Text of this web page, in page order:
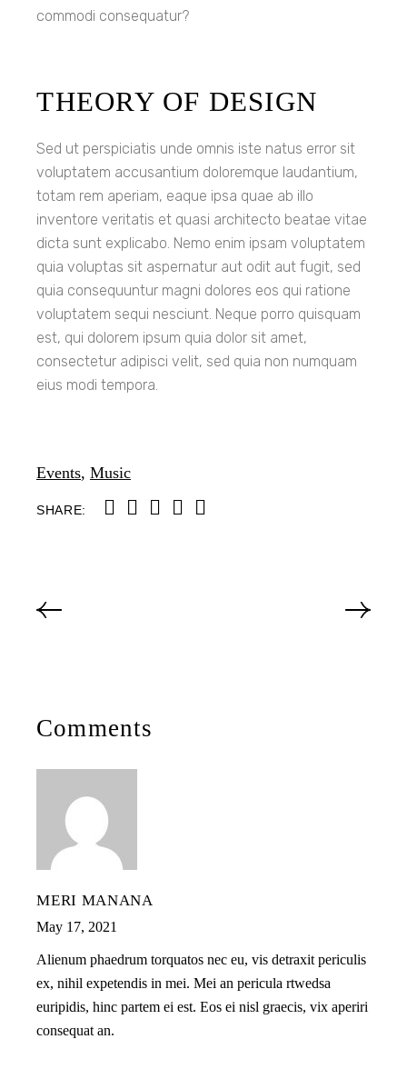
commodi consequatur?
THEORY OF DESIGN
Sed ut perspiciatis unde omnis iste natus error sit
voluptatem accusantium doloremque laudantium,
totam rem aperiam, eaque ipsa quae ab illo
inventore veritatis et quasi architecto beatae vitae
dicta sunt explicabo. Nemo enim ipsam voluptatem
quia voluptas sit aspernatur aut odit aut fugit, sed
quia consequuntur magni dolores eos qui ratione
voluptatem sequi nesciunt. Neque porro quisquam
est, qui dolorem ipsum quia dolor sit amet,
consectetur adipisci velit, sed quia non numquam
eius modi tempora.
Events,Music
SHARE:
Comments
MERI MANANA
May 17, 2021
Alienum phaedrum torquatos nec eu, vis detraxit periculis
ex, nihil expetendis in mei. Mei an pericula rtwedsa
euripidis, hinc partem ei est. Eos ei nisl graecis, vix aperiri
consequat an.